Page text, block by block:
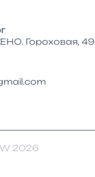
Гороховая, 49
2026